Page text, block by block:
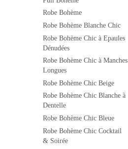
Robe Bohème
Robe Bohème Blanche Chic
Robe Bohème Chic à Epaules
Dénudées
Robe Bohème Chic à Manches
Longues
Robe Bohème Chic Beige
Robe Bohème Chic Blanche à
Dentelle
Robe Bohème Chic Bleue
Robe Bohème Chic Cocktail
& Soirée